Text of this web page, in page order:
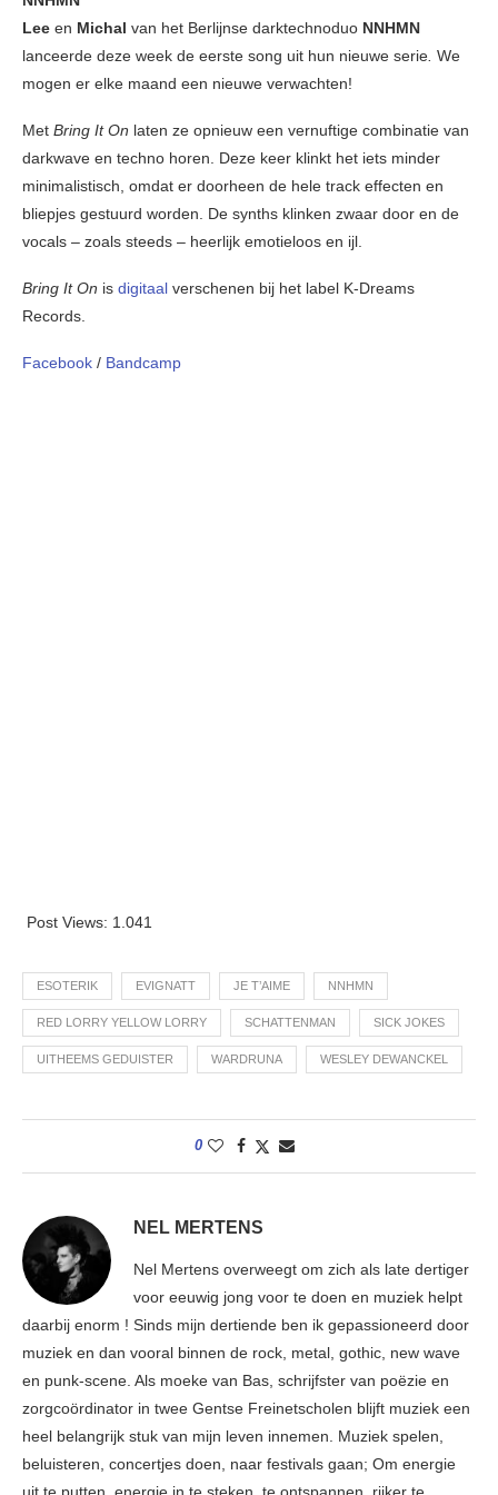
Lee en Michal van het Berlijnse darktechnoduo NNHMN
lanceerde deze week de eerste song uit hun nieuwe serie We
mogen er elke maand een nieuwe verwachten!
Met Bring It On laten ze opnieuw een vernuftige combinatie van
darkwave en techno horen. Deze keer klinkt het iets minder
minimalistisch, omdat er doorheen de hele track effecten en
bliepjes gestuurd worden. De synths klinken zwaar door en de
vocals – zoals steeds – heerlijk emotieloos en ijl.
Bring It On is digitaal verschenen bij het label K-Dreams
Records.
Facebook / Bandcamp
Post Views: 1.041
ESOTERIK EVIGNATT JE T’AIME NNHMN
RED LORRY YELLOW LORRY SCHATTENMAN SICK JOKES
UITHEEMS GEDUISTER WARDRUNA WESLEY DEWANCKEL
0
NEL MERTENS
Nel Mertens overweegt om zich als late dertiger
voor eeuwig jong voor te doen en muziek helpt
daarbij enorm ! Sinds mijn dertiende ben ik gepassioneerd door
muziek en dan vooral binnen de rock, metal, gothic, new wave
en punk-scene. Als moeke van Bas, schrijfster van poëzie en
zorgcoördinator in twee Gentse Freinetscholen blijft muziek een
heel belangrijk stuk van mijn leven innemen. Muziek spelen,
beluisteren, concertjes doen, naar festivals gaan; Om energie